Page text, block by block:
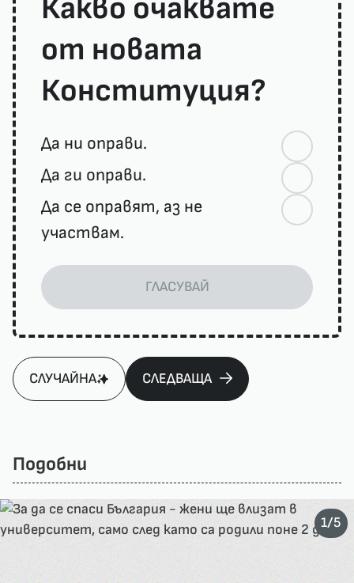
Какво очаквате
от новата
Конституция?
Да ни оправи.
Да ги оправи.
Да се оправят, аз не
участвам.
ГЛАСУВАЙ
СЛУЧАЙНА СЛЕДВАЩА
Подобни
1/5